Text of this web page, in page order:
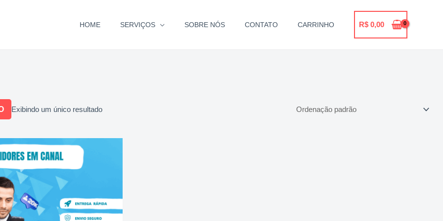
HOME SERVIÇOS SOBRE NÓS CONTATO CARRINHO R$0,00
Exibindo um único resultado